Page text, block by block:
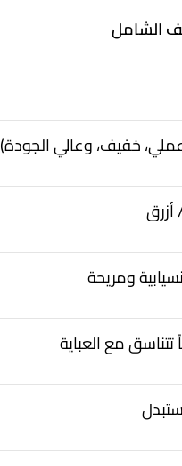
الشامل
خفيف، وعالي الجودة)
أزرق
ومريحة
مع العباية